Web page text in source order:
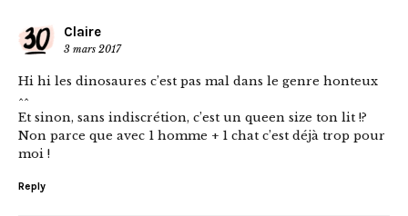
Claire
3 mars 2017
Hi hi les dinosaures c’est pas mal dans le genre honteux
^^
Et sinon, sans indiscrétion, c’est un queen size ton lit !?
Non parce que avec 1 homme + 1 chat c’est déjà trop pour
moi !
Reply